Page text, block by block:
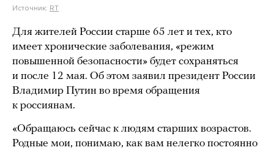
Источник: RT
Для жителей России старше 65 лет и тех, кто
имеет хронические заболевания, «режим
повышенной безопасности» будет сохраняться
и после 12 мая. Об этом заявил президент России
Владимир Путин во время обращения
к россиянам.
«Обращаюсь сейчас к людям старших возрастов.
Родные мои, понимаю, как вам нелегко постоянно